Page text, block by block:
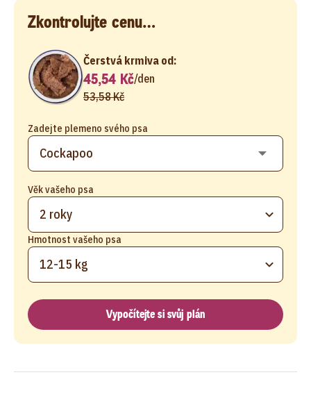
Zkontrolujte cenu…
Zadejte plemeno svého psa
Věk vašeho psa
2 roky
Hmotnost vašeho psa
12-15 kg
Čerstvá krmiva od:
45,54 Kč/den
53,58 Kč
Vypočítejte si svůj plán